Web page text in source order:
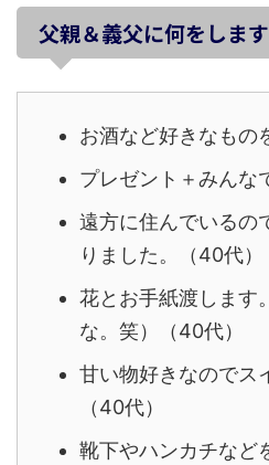
父親＆義父に何をしま
お酒など好きなもの
プレゼント＋みんな
遠方に住んでいるの
りました。（40代）
花とお手紙渡します
な。笑）（40代）
甘い物好きなのでス
（40代）
靴下やハンカチなど